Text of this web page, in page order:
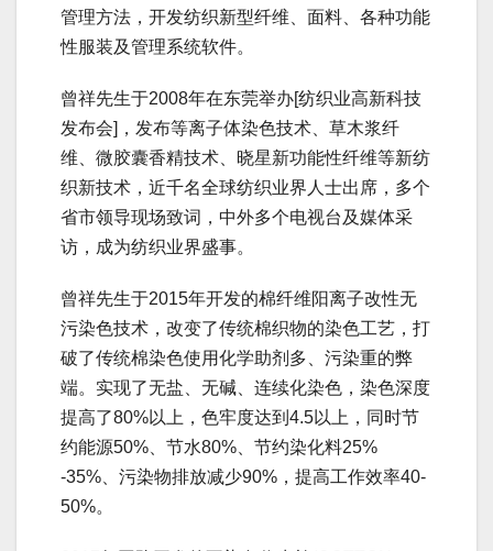
管理方法，开发纺织新型纤维、面料、各种功能
性服装及管理系统软件。
曾祥先生于2008年在东莞举办[纺织业高新科技
发布会]，发布等离子体染色技术、草木浆纤
维、微胶囊香精技术、晓星新功能性纤维等新纺
织新技术，近千名全球纺织业界人士出席，多个
省市领导现场致词，中外多个电视台及媒体采
访，成为纺织业界盛事。
曾祥先生于2015年开发的棉纤维阳离子改性无
污染色技术，改变了传统棉织物的染色工艺，打
破了传统棉染色使用化学助剂多、污染重的弊
端。实现了无盐、无碱、连续化染色，染色深度
提高了80%以上，色牢度达到4.5以上，同时节
约能源50%、节水80%、节约染化料25%
-35%、污染物排放减少90%，提高工作效率40-
50%。